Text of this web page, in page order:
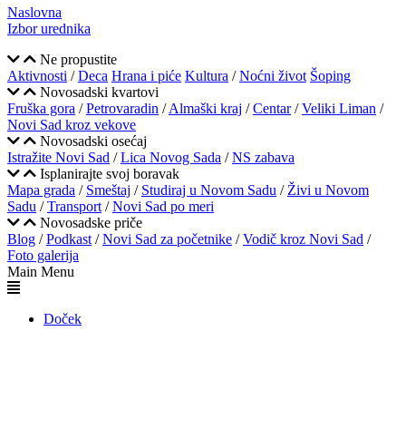
Naslovna
Izbor urednika
Ne propustite
Aktivnosti /Deca Hrana i piće Kultura /Noćni život Šoping
Novosadski kvartovi
Fruška gora /Petrovaradin /Almaški kraj /Centar/Veliki Liman /
Novi Sad kroz vekove
Novosadski osećaj
Istražite Novi Sad /Lica Novog Sada /NS zabava
Isplanirajte svoj boravak
Mapa grada / Smeštaj / Studiraj u Novom Sadu / Živi u Novom
Sadu /Transport /Novi Sad po meri
Novosadske priče
Blog /Podkast /Novi Sad za početnike /Vodič kroz Novi Sad /
Foto galerija
Main Menu
Doček